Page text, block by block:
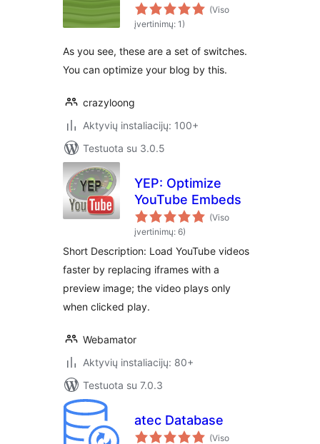
(Viso
įvertinimų: 1)
As you see, these are a set of switches.
You can optimize your blog by this.
crazyloong
Aktyvių instaliacijų: 100+
Testuota su 3.0.5
YEP: Optimize
YouTube Embeds
(Viso
įvertinimų: 6)
Short Description: Load YouTube videos
faster by replacing iframes with a
preview image; the video plays only
when clicked play.
Webamator
Aktyvių instaliacijų: 80+
Testuota su 7.0.3
atec Database
(Viso